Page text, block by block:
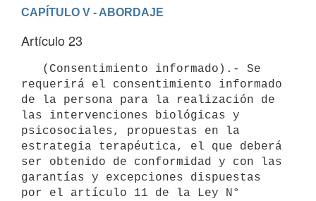
CAPÍTULO V - ABORDAJE
Artículo 23
requerirá el consentimiento informado
de la persona para la realización de
las intervenciones biológicas y
psicosociales, propuestas en la
estrategia terapéutica, el que deberá
ser obtenido de conformidad y con las
garantías y excepciones dispuestas
por el artículo 11 de la Ley N°